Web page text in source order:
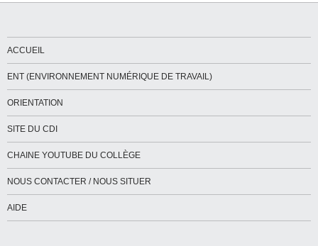
ACCUEIL
ENT (ENVIRONNEMENT NUMÉRIQUE DE TRAVAIL)
ORIENTATION
SITE DU CDI
CHAINE YOUTUBE DU COLLÈGE
NOUS CONTACTER / NOUS SITUER
AIDE